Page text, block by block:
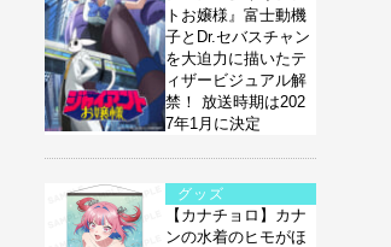
トお嬢様』富士動機
子とDr.セバスチャン
を大迫力に描いたテ
ィザービジュアル解
禁！ 放送時期は202
7年1月に決定
グッズ
【カナチョロ】カナ
ンの水着のヒモがほ